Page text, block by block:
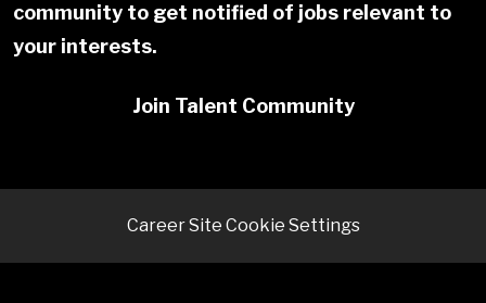
community to get notified of jobs relevant to
your interests.
Join Talent Community
Career Site Cookie Settings